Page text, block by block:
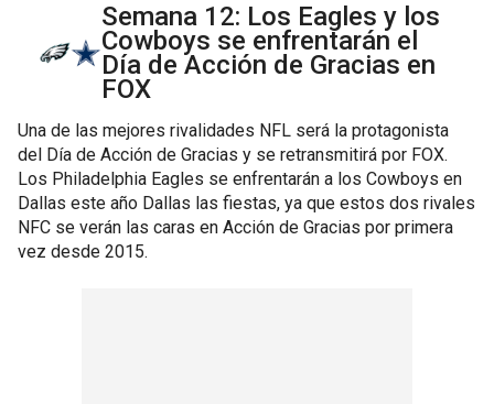
Semana 12: Los Eagles y los
Cowboys se enfrentarán el
Día de Acción de Gracias en
FOX
Una de las mejores rivalidades NFL será la protagonista
del Día de Acción de Gracias y se retransmitirá por FOX.
Los Philadelphia Eagles se enfrentarán a los Cowboys en
Dallas este año Dallas las fiestas, ya que estos dos rivales
NFC se verán las caras en Acción de Gracias por primera
vez desde 2015.